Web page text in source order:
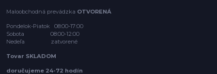
Maloobchodná prevádzka OTVORENÁ
Pondelok-Piatok 08:00-17:00
Sobota 08:00-12:00
Nedeľa zatvorené
Tovar SKLADOM
doručujeme 24-72 hodín